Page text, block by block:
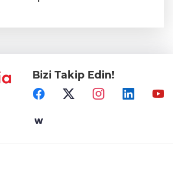
Alaçam'a yeni yaşam alanı
zekada onlarca uygulamanın
Bizi Takip Edin!